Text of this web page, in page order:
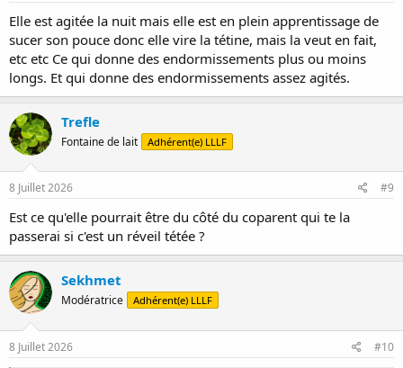
Elle est agitée la nuit mais elle est en plein apprentissage de
sucer son pouce donc elle vire la tétine, mais la veut en fait,
etc etc Ce qui donne des endormissements plus ou moins
longs. Et qui donne des endormissements assez agités.
Trefle
Fontaine de lait Adhérent(e) LLLF
8 Juillet 2026 #9
Est ce qu'elle pourrait être du côté du coparent qui te la
passerai si c'est un réveil tétée ?
Sekhmet
Modératrice Adhérent(e) LLLF
8 Juillet 2026 #10